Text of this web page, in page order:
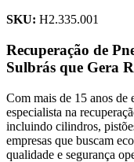
SKU: H2.335.001
Recuperação de
Sulbrás que Gera
Com mais de 15 anos de
especialista na
incluindo cilindros,
empresas que buscam
qualidade e segurança